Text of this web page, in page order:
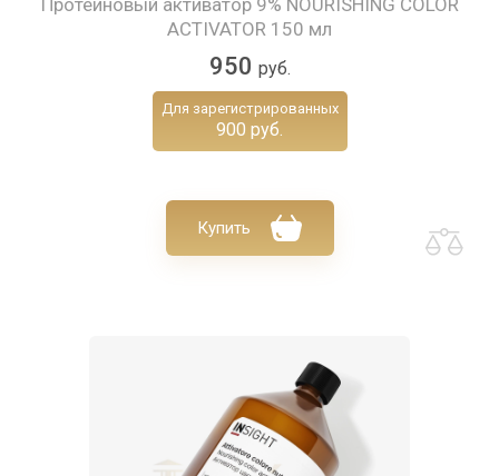
Протеиновый активатор 9% NOURISHING COLOR
ACTIVATOR 150 мл
950 руб.
Для зарегистрированных
900 руб.
Купить